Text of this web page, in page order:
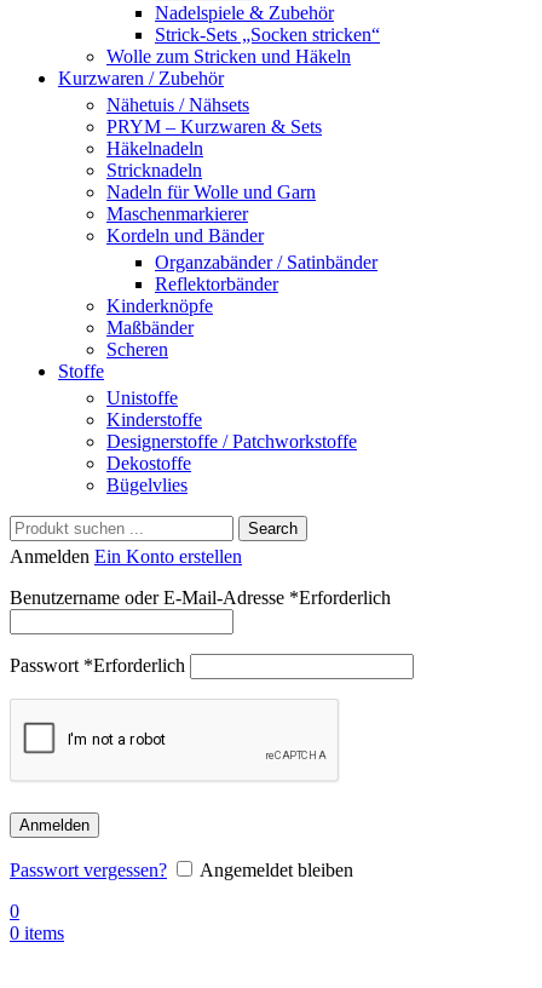
Nadelspiele & Zubehör
Strick-Sets „Socken stricken“
Wolle zum Stricken und Häkeln
Kurzwaren / Zubehör
Nähetuis / Nähsets
PRYM – Kurzwaren & Sets
Häkelnadeln
Stricknadeln
Nadeln für Wolle und Garn
Maschenmarkierer
Kordeln und Bänder
Organzabänder / Satinbänder
Reflektorbänder
Kinderknöpfe
Maßbänder
Scheren
Stoffe
Unistoffe
Kinderstoffe
Designerstoffe / Patchworkstoffe
Dekostoffe
Bügelvlies
Search
Anmelden Ein Konto erstellen
Benutzername oder E-Mail-Adresse *Erforderlich
Passwort *Erforderlich
Anmelden
Passwort vergessen?
Angemeldet bleiben
0
0 items